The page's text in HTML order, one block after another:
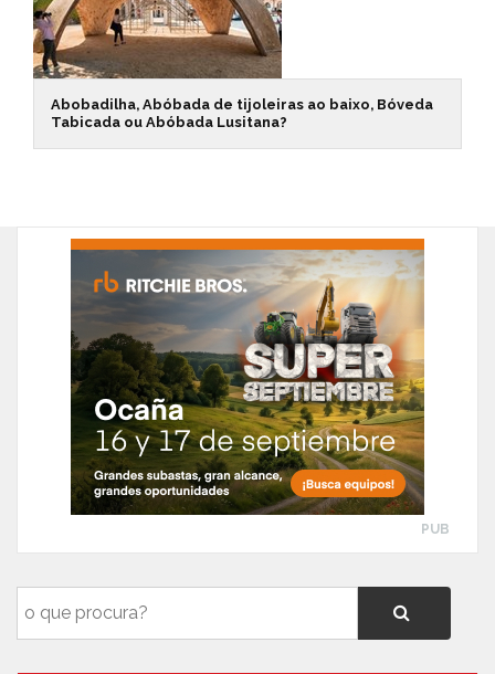
Abobadilha, Abóbada de tijoleiras ao baixo, Bóveda
Tabicada ou Abóbada Lusitana?
PUB